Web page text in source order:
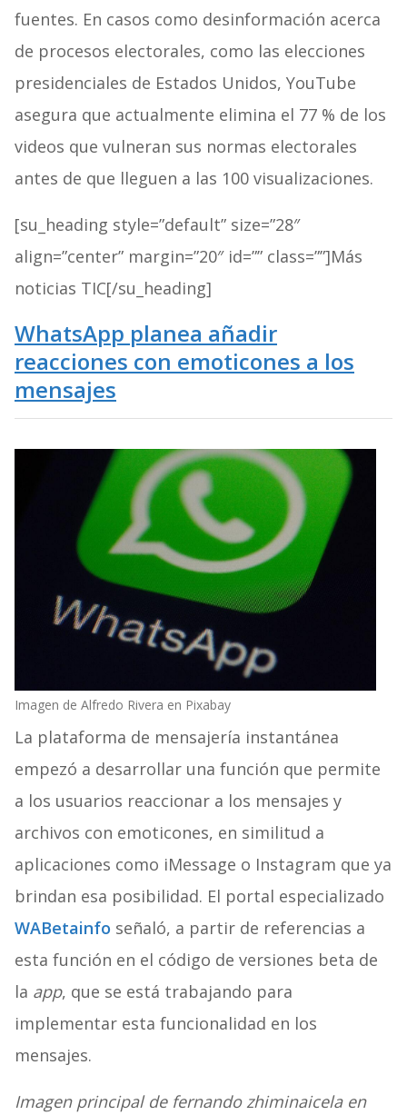
fuentes. En casos como desinformación acerca
de procesos electorales, como las elecciones
presidenciales de Estados Unidos, YouTube
asegura que actualmente elimina el 77 % de los
videos que vulneran sus normas electorales
antes de que lleguen a las 100 visualizaciones.
[su_heading style=”default” size=”28″
align=”center” margin=”20″ id=”” class=””]Más
noticias TIC[/su_heading]
WhatsApp planea añadir
reacciones con emoticones a los
mensajes
Imagen de Alfredo Rivera en Pixabay
La plataforma de mensajería instantánea
empezó a desarrollar una función que permite
a los usuarios reaccionar a los mensajes y
archivos con emoticones, en similitud a
aplicaciones como iMessage o Instagram que ya
brindan esa posibilidad. El portal especializado
WABetainfo señaló, a partir de referencias a
esta función en el código de versiones beta de
la app, que se está trabajando para
implementar esta funcionalidad en los
mensajes.
Imagen principal de fernando zhiminaicela en